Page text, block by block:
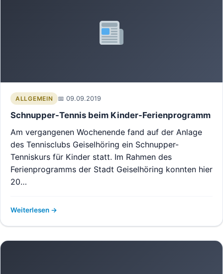
ALLGEMEIN 09.09.2019
Schnupper-Tennis beim Kinder-Ferienprogramm
Am vergangenen Wochenende fand auf der Anlage
des Tennisclubs Geiselhöring ein Schnupper-
Tenniskurs für Kinder statt. Im Rahmen des
Ferienprogramms der Stadt Geiselhöring konnten hier
20…
Weiterlesen